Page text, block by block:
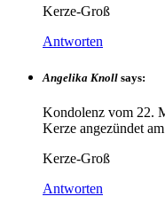
Kerze-Groß
Antworten
Angelika Knoll says:
Kondolenz vom 22.
Kerze angezündet am
Kerze-Groß
Antworten